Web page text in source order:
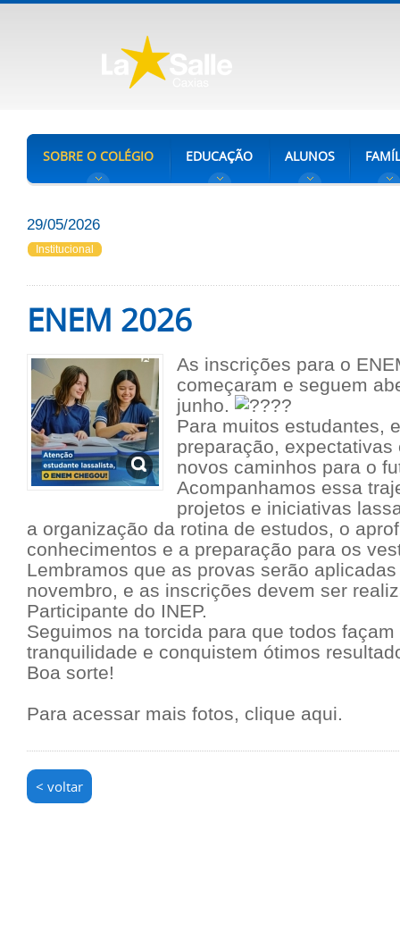
SOBRE O COLÉGIO EDUCAÇÃO ALUNOS
29/05/2026
Institucional
ENEM 2026
As inscrições para o
começaram e seguem
junho.
Para muitos estudantes,
preparação, expectativas
novos caminhos para o
Acompanhamos essa
projetos e iniciativas
a organização da rotina de estudos, o
conhecimentos e a preparação para os
Lembramos que as provas serão
novembro, e as inscrições devem ser
Participante do INEP.
Seguimos na torcida para que todos
tranquilidade e conquistem ótimos
Boa sorte!
Para acessar mais fotos, clique aqui.
< voltar